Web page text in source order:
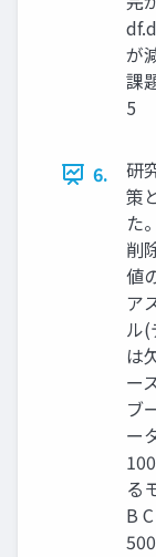
が
課
5
6.
研
策
た
削
値
ア
ル
は
ー
ブ
ー
る
B